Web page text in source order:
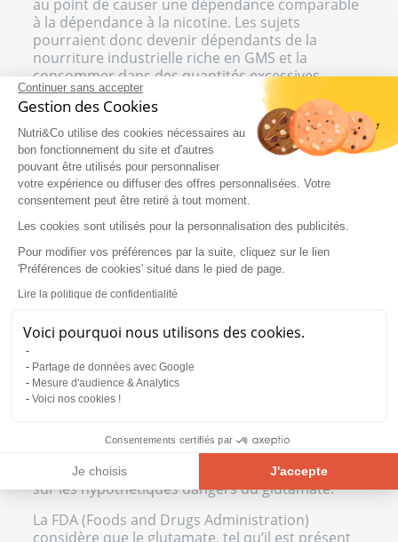
Continuer sans accepter
Gestion des Cookies
Nutri&Co utilise des cookies nécessaires au
bon fonctionnement du site et d'autres
pouvant être utilisés pour personnaliser
votre expérience ou diffuser des offres personnalisées. Votre
consentement peut être retiré à tout moment.
Les cookies sont utilisés pour la personnalisation des publicités.
Pour modifier vos préférences par la suite, cliquez sur le lien
'Préférences de cookies' situé dans le pied de page.
Lire la politique de confidentialité
Voici pourquoi nous utilisons des cookies.
Partage de données avec Google
Mesure d'audience & Analytics
Voici nos cookies !
Consentements certifiés par
Je choisis J'accepte
Plateforme de Gestion du Consentement : Personnalisez vos
Notre plateforme vous permet d'adapter et de gérer vos
au point de causer une dépendance comparable
à la dépendance à la nicotine. Les sujets
pourraient donc devenir dépendants de la
nourriture industrielle riche en GMS et la
consommer dans des quantités excessives.
Le glutamate est également accusé de perturber
le pancréas. Soumis à une consommation
excessive de glutamate, l’organe pourrait
produire une dose d’insuline jusqu’à 3 fois
supérieure à la normale. Cette sécrétion
d’insuline en trop grande quantité pourrait
entraîner l’apparition d’un diabète de type 2.
dangereux ?
Malgré les résultats en apparence plutôt
alarmants de ces études, il faut garder à l’esprit
qu’elles ont pour la plupart été réalisées sur des
largement supérieures aux doses que l’on
consomme en moyenne. D’autres études sont à
mener pour parvenir à des résultats significatifs
sur les hypothétiques dangers du glutamate.
La FDA (Foods and Drugs Administration)
considère que le glutamate, tel qu’il est présent